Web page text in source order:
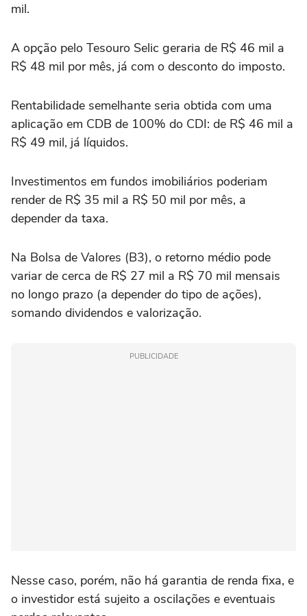
mil.
A opção pelo Tesouro Selic geraria de R$ 46 mil a
R$ 48 mil por mês, já com o desconto do imposto.
Rentabilidade semelhante seria obtida com uma
aplicação em CDB de 100% do CDI: de R$ 46 mil a
R$ 49 mil, já líquidos.
Investimentos em fundos imobiliários poderiam
render de R$ 35 mil a R$ 50 mil por mês, a
depender da taxa.
Na Bolsa de Valores (B3), o retorno médio pode
variar de cerca de R$ 27 mil a R$ 70 mil mensais
no longo prazo (a depender do tipo de ações),
somando dividendos e valorização.
PUBLICIDADE
Nesse caso, porém, não há garantia de renda fixa, e
o investidor está sujeito a oscilações e eventuais